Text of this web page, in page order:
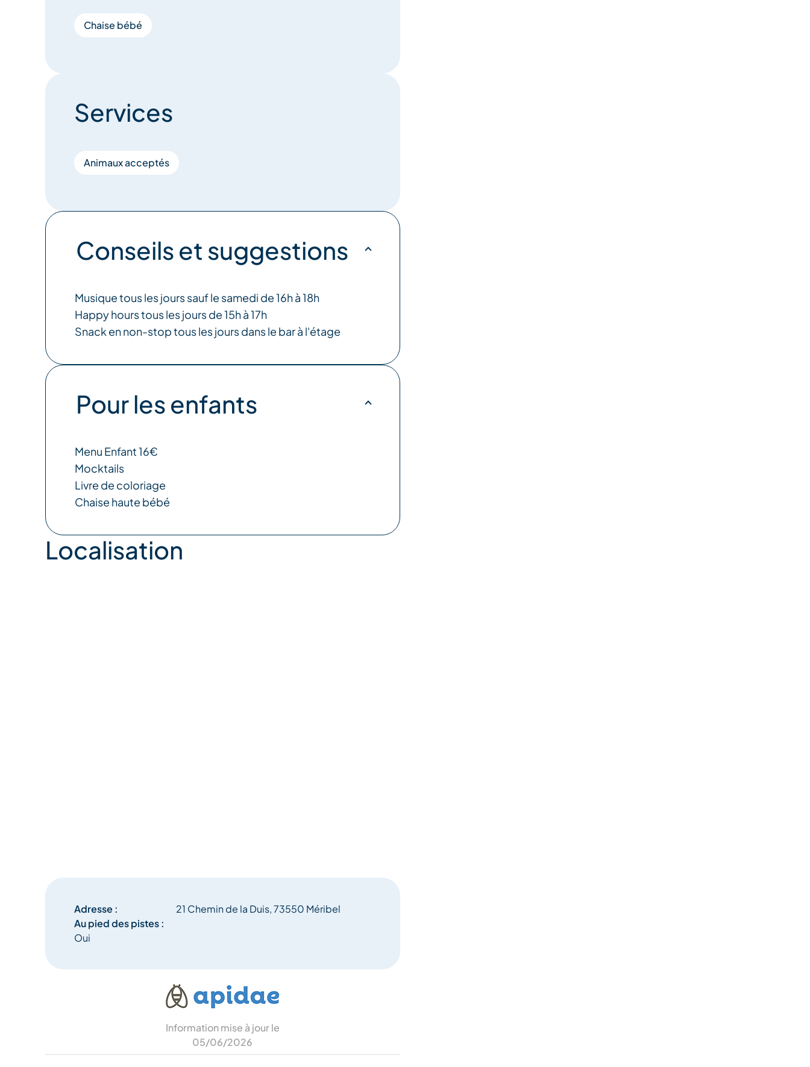
Chaise bébé
Services
Animaux acceptés
Conseils et suggestions
Musique tous les jours sauf le samedi de 16h à 18h
Happy hours tous les jours de 15h à 17h
Snack en non-stop tous les jours dans le bar à l'étage
Pour les enfants
Menu Enfant 16€
Mocktails
Livre de coloriage
Chaise haute bébé
Localisation
Adresse :
21 Chemin de la Duis, 73550 Méribel
Au pied des pistes :
Oui
Information mise à jour le
05/06/2026